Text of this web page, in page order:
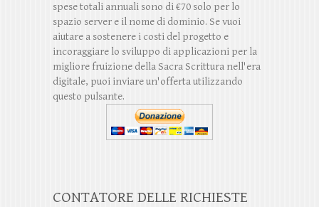
spese totali annuali sono di €70 solo per lo
spazio server e il nome di dominio. Se vuoi
aiutare a sostenere i costi del progetto e
incoraggiare lo sviluppo di applicazioni per la
migliore fruizione della Sacra Scrittura nell'era
digitale, puoi inviare un'offerta utilizzando
questo pulsante.
CONTATORE DELLE RICHIESTE